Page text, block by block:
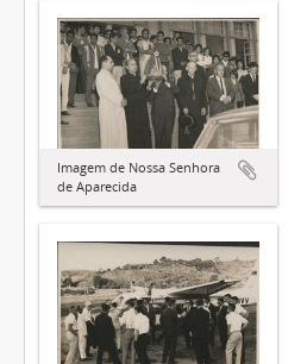
Imagem de Nossa Senhora
de Aparecida